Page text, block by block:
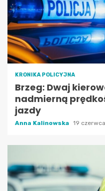
KRONIKA POLICYJNA
Brzeg: Dwaj
nadmierną
jazdy
Anna Kalinowska 19